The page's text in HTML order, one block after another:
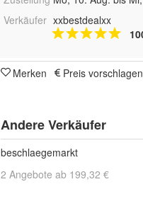
Verkäufer xxbestdealxx
Merken Preis vorschlagen
Andere Verkäufer
beschlaegemarkt
2 Angebote ab 199,32 €